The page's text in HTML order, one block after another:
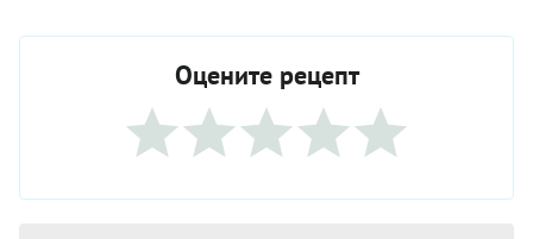
Оцените рецепт